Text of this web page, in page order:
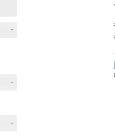
-
-
-